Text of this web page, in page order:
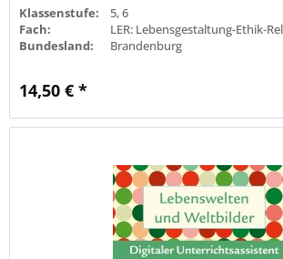
Klassenstufe:
5, 6
Fach:
LER: Lebensgestaltung-Ethik-
Bundesland:
Brandenburg
14,50 € *